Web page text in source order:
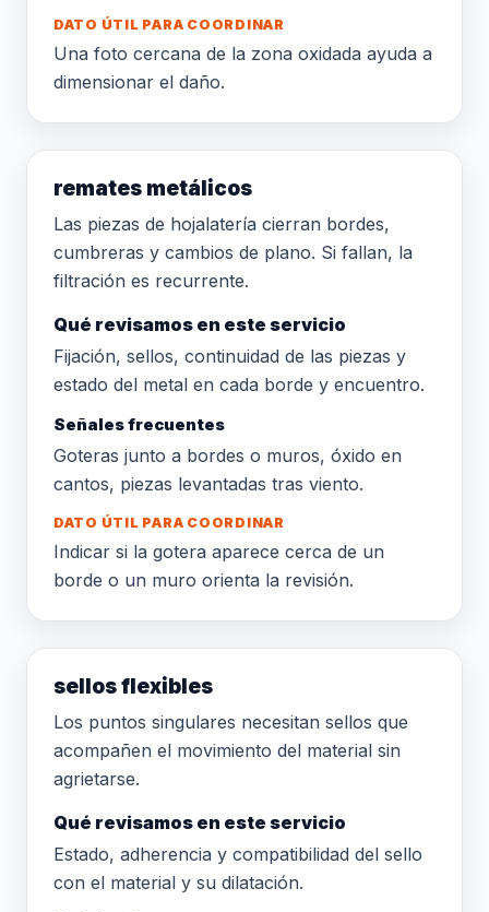
DATO ÚTIL PARA COORDINAR
Una foto cercana de la zona oxidada ayuda a
dimensionar el daño.
remates metálicos
Las piezas de hojalatería cierran bordes,
cumbreras y cambios de plano. Si fallan, la
filtración es recurrente.
Qué revisamos en este servicio
Fijación, sellos, continuidad de las piezas y
estado del metal en cada borde y encuentro.
Señales frecuentes
Goteras junto a bordes o muros, óxido en
cantos, piezas levantadas tras viento.
DATO ÚTIL PARA COORDINAR
Indicar si la gotera aparece cerca de un
borde o un muro orienta la revisión.
sellos flexibles
Los puntos singulares necesitan sellos que
acompañen el movimiento del material sin
agrietarse.
Qué revisamos en este servicio
Estado, adherencia y compatibilidad del sello
con el material y su dilatación.